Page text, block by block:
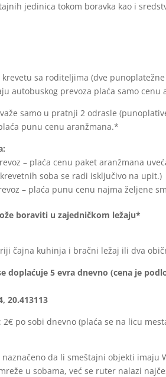
jedinica tokom boravka kao i
sa roditeljima (dve
autobuskog prevoza plaća samo cenu
samo u pratnji 2 odrasle
punu cenu aranžmana.*
– plaća cenu paket aranžmana
soba se radi isključivo na upit.)
– plaća punu cenu najma željene
boraviti u zajedničkom ležaju*
čajna kuhinja i bračni ležaj ili dva
doplaćuje 5 evra dnevno (cena je
20.413113
2€ po sobi dnevno (plaća se na licu
da li smeštajni objekti imaju
u sobama, već se ruter nalazi